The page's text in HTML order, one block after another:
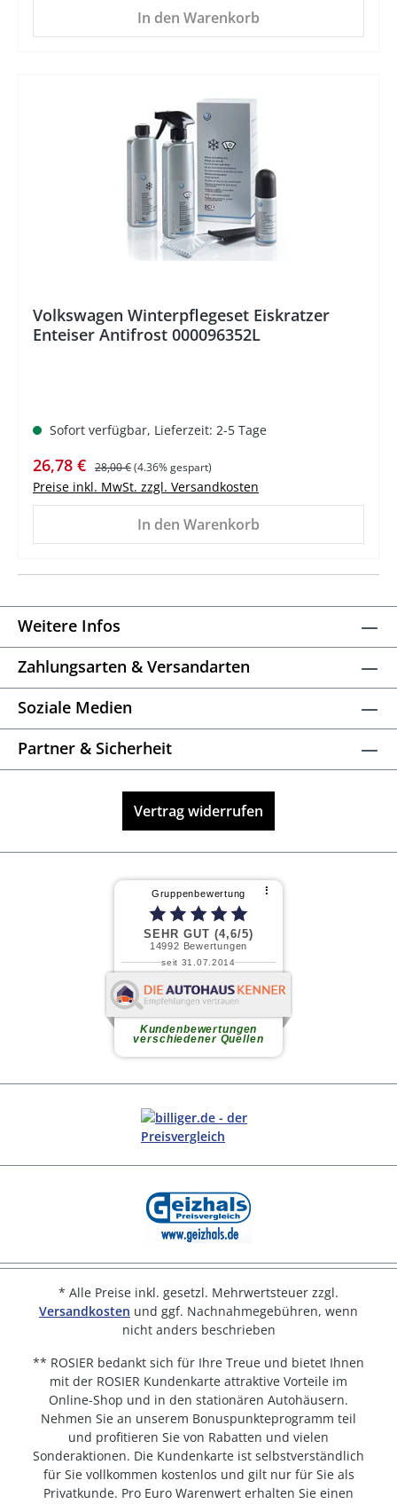
In den Warenkorb
Volkswagen Winterpflegeset Eiskratzer
Enteiser Antifrost 000096352L
Sofort verfügbar, Lieferzeit: 2-5 Tage
Verkaufspreis:
26,78 € Regulärer Preis:
28,00 €(4.36% gespart)
Preise inkl. MwSt. zzgl. Versandkosten
In den Warenkorb
Weitere Infos
Zahlungsarten & Versandarten
Soziale Medien
Partner & Sicherheit
Vertrag widerrufen
* Alle Preise inkl. gesetzl. Mehrwertsteuer zzgl.
Versandkosten und ggf. Nachnahmegebühren, wenn
nicht anders beschrieben
** ROSIER bedankt sich für Ihre Treue und bietet Ihnen
mit der ROSIER Kundenkarte attraktive Vorteile im
Online-Shop und in den stationären Autohäusern.
Nehmen Sie an unserem Bonuspunkteprogramm teil
und profitieren Sie von Rabatten und vielen
Sonderaktionen. Die Kundenkarte ist selbstverständlich
für Sie vollkommen kostenlos und gilt nur für Sie als
Privatkunde. Pro Euro Warenwert erhalten Sie einen